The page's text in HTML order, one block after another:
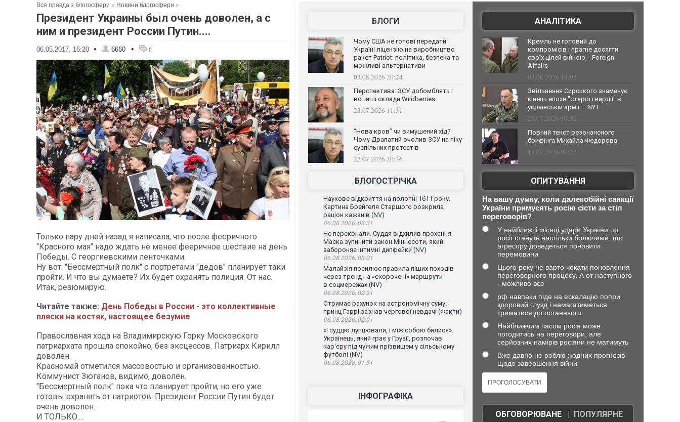
Вся правда з блогосфери » Новини блогосфери »
Президент Украины был очень доволен, а с
ним и президент России Путин....
06.05.2017, 16:20 • 6660 • 0
Только пару дней назад я написала, что после фееричного
"Красного мая" надо ждать не менее фееричное шествие на день
Победы. С георгиевскими ленточками.
Ну вот. "Бессмертный полк" с портретами "дедов" планирует таки
пройти. И что вы думаете? Их будет охранять полиция. От нас.
Итак, резюмирую.
Читайте также: День Победы в России - это коллективные
пляски на костях, настоящее безумие
Православная хода на Владимирскую Горку Московского
патриархата прошла спокойно, без эксцессов. Патриарх Кирилл
доволен.
Красномай отметился массовостью и организованностью.
Коммунист Зюганов, видимо, доволен.
"Бессмертный полк" пока что планирует пройти, но его уже
готовы охранять от патриотов. Президент России Путин будет
очень доволен.
И ТОЛЬКО....
БЛОГИ
Чому США не готові передати
Україні ліцензію на виробництво
ракет Patriot: політика, безпека та
можливі альтернативи
03.08.2026 20:24
Перспектива: ЗСУ добомблять і
всі інші склади Wildberries
23.07.2026 11:31
“Нова кров” чи вимушений хід?
Чому Драпатий очолив ЗСУ на піку
суспільних протестів
22.07.2026 20:36
БЛОГОСТРІЧКА
Наукове відкриття на полотні 1611 року.
Картина Брейгеля Старшого розкрила
раціон кажанів (NV)
06.08.2026, 03:31
Не переконали. Суддя відхилив прохання
Маска зупинити закон Міннесоти, який
забороняє інтимні дипфейки (NV)
06.08.2026, 03:01
Малайзія посилює правила піших походів
через тренд на «скорочені» маршрути
в соцмережах (NV)
06.08.2026, 02:31
Отримає рахунок на астрономічну суму:
принц Гаррі зазнав чергової невдачі (Факти)
06.08.2026, 02:01
«І суддю лупцювали, і між собою билися».
Українець, який грає у Грузії, розпочав
кар'єру під чужим прізвищем у сільському
футболі (NV)
06.08.2026, 01:31
ІНФОГРАФІКА
АНАЛІТИКА
Кремль не готовий до
компромісів і прагне досягти
своїх цілей війною, - Foreign
Affairs
03.08.2026 13:02
Звільнення Сирського знаменує
кінець епохи "старої гвардії" в
українській армії — NYT
23.07.2026 10:32
Повний текст резонансного
брифінга Михайла Федорова
18.07.2026 09:27
ОПИТУВАННЯ
На вашу думку, коли далекобійні санкції
України примусять росію сісти за стіл
переговорів?
У найближчі місяці удари України по
росії стануть настільки болючими, що
агресору доведеться поновити
перемовини
Цього року не варто чекати поновлення
переговорного процесу. А от наступного
- можливо все
рф навпаки піде на ескалацію попри
здоровий глузд і намагатиметься
триматися до останнього
Найближчим часом росія може
погодитись на переговори, але
серйозних намірів росіяни не матимуть
Вже давно не роблю жодних прогнозів
щодо завершення війни
ОБГОВОРЮВАНЕ| ПОПУЛЯРНЕ